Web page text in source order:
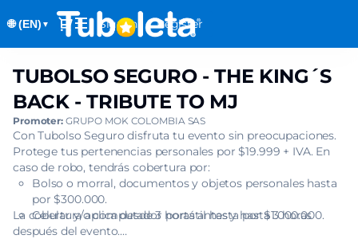
🌐 (EN) ▼ Dialog
Sign in Register
selection
THE
KING
´S
BACK
TRIBUTE
MJ]
TUBOLSO
-
THE
KING
´S
BACK
TRIBUTE
TO
TUBOLSO SEGURO - THE KING´S
BACK - TRIBUTE TO MJ
Promoter: GRUPO MOK COLOMBIA SAS
Con Tubolso Seguro disfruta tu evento sin preocupaciones.
Protege tus pertenencias personales por $19.999 + IVA. En
caso de robo, tendrás cobertura por:
Bolso o morral, documentos y objetos personales hasta
por $300.000.
Celular y/o computador portátil hasta por $1.000.000.
La cobertura aplica desde 3 horas antes y hasta 3 horas
después del evento.